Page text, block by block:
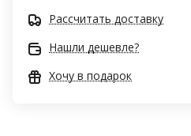
Рассчитать доставку
Нашли дешевле?
Хочу в подарок